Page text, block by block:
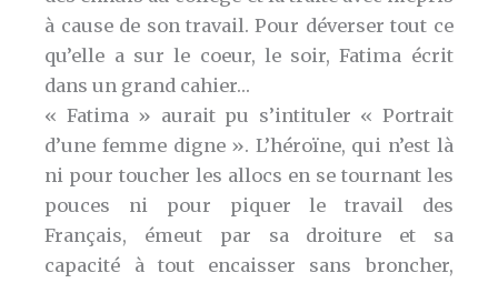
à cause de son travail. Pour déverser tout ce
qu’elle a sur le coeur, le soir, Fatima écrit
dans un grand cahier…
« Fatima » aurait pu s’intituler « Portrait
d’une femme digne ». L’héroïne, qui n’est là
ni pour toucher les allocs en se tournant les
pouces ni pour piquer le travail des
Français, émeut par sa droiture et sa
capacité à tout encaisser sans broncher,